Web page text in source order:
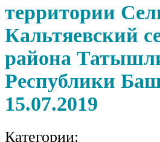
территории
Кальтяевский
района
Республики
15.07.2019
Категории: